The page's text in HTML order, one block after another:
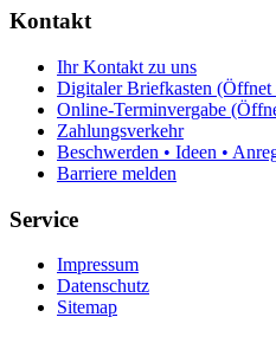
Kontakt
Ihr Kontakt zu uns
Digitaler Briefkasten (Öffnet
Online-Terminvergabe
Zahlungsverkehr
Beschwerden • Ideen •
Barriere melden
Service
Impressum
Datenschutz
Sitemap